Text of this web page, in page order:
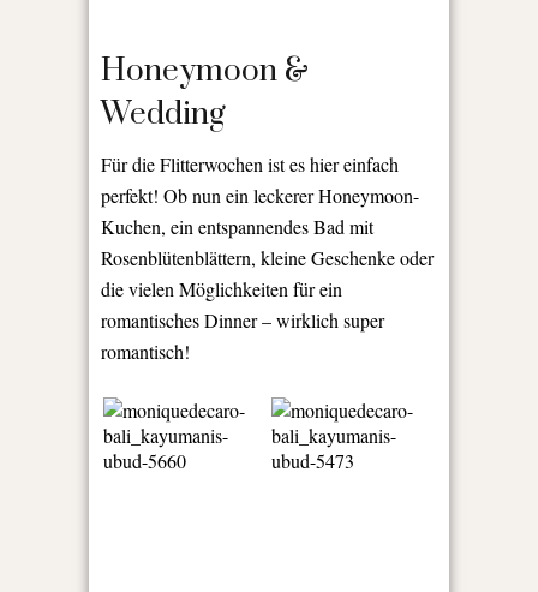
Honeymoon &
Wedding
Für die Flitterwochen ist es hier einfach
perfekt! Ob nun ein leckerer Honeymoon-
Kuchen, ein entspannendes Bad mit
Rosenblütenblättern, kleine Geschenke oder
die vielen Möglichkeiten für ein
romantisches Dinner – wirklich super
romantisch!